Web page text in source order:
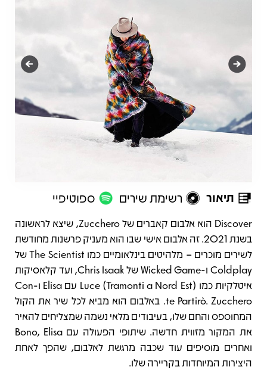
תיאור רשימת שירים ספוטיפיי
תיאור
Discover הוא אלבום קאברים של Zucchero, שיצא לראשונה
בשנת 2021. זה אלבום אישי שבו הוא מעניק פרשנות מחודשת
לשירים מוכרים – מלהיטים בינלאומיים כמו The Scientist של
Coldplay ו-Wicked Game של Chris Isaak, ועד קלאסיקות
איטלקיות כמו Luce (Tramonti a Nord Est) עם Elisa ו-Con
te Partirò. Zucchero. באלבום הוא מביא לכל שיר את הקול
המחוספס והחם שלו, בעיבודים מלאי נשמה שמצליחים להאיר
את המקור מזווית חדשה. שיתופי הפעולה עם Bono, Elisa
ואחרים מוסיפים עוד שכבה מרגשת לאלבום, שהפך לאחת
היצירות המיוחדות בקריירה שלו.